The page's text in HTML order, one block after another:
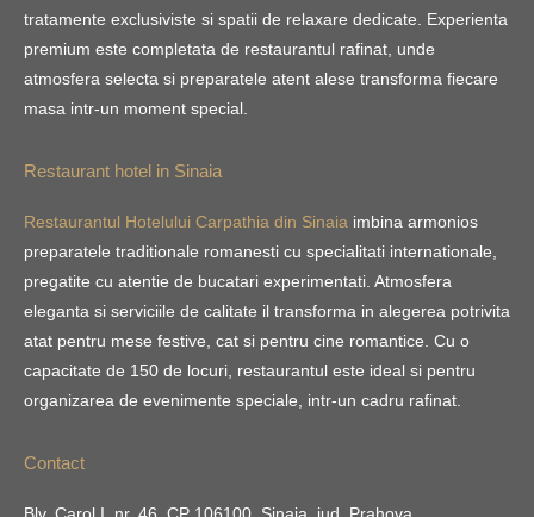
tratamente exclusiviste si spatii de relaxare dedicate. Experienta
premium este completata de restaurantul rafinat, unde
atmosfera selecta si preparatele atent alese transforma fiecare
masa intr-un moment special.
Restaurant hotel in Sinaia
Restaurantul Hotelului Carpathia din Sinaia imbina armonios
preparatele traditionale romanesti cu specialitati internationale,
pregatite cu atentie de bucatari experimentati. Atmosfera
eleganta si serviciile de calitate il transforma in alegerea potrivita
atat pentru mese festive, cat si pentru cine romantice. Cu o
capacitate de 150 de locuri, restaurantul este ideal si pentru
organizarea de evenimente speciale, intr-un cadru rafinat.
Contact
Blv. Carol I, nr. 46, CP 106100, Sinaia, jud. Prahova